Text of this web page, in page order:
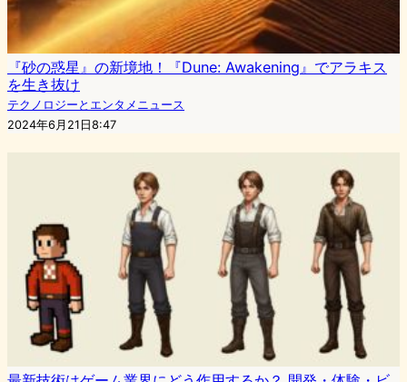
『砂の惑星』の新境地！『Dune: Awakening』でアラキス
を生き抜け
テクノロジーとエンタメニュース
2024年6月21日8:47